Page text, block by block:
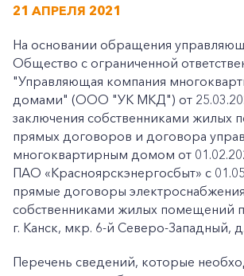
21 АПРЕЛЯ 2021
На основании обращения
Общество с ограниченной
"Управляющая компания
домами" (ООО "УК МКД") от
заключения собственниками жилых
прямых договоров и договора
многоквартирным домом от
ПАО «Красноярскэнергосбыт» с
прямые договоры
собственниками жилых помещений
г. Канск, мкр. 6-й Северо-Западный,
Перечень сведений, которые